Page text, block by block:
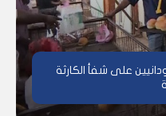
على شفأ الكارثة